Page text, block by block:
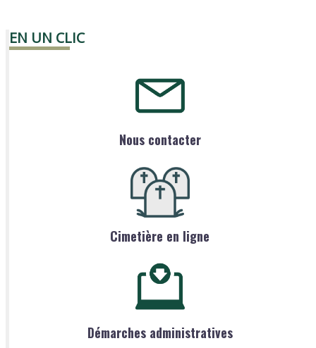
EN UN CLIC
Nous contacter
Cimetière en ligne
Démarches administratives